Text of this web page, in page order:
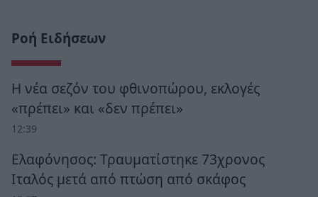
Ροή Ειδήσεων
Η νέα σεζόν του φθινοπώρου, εκλογές
«πρέπει» και «δεν πρέπει»
12:39
Ελαφόνησος: Τραυματίστηκε 73χρονος
Ιταλός μετά από πτώση από σκάφος